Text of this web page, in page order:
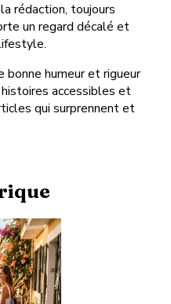
rédaction, toujours
un regard décalé et
bonne humeur et rigueur
accessibles et
qui surprennent et